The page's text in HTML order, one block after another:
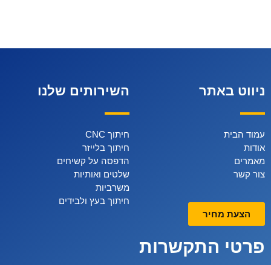
ניווט באתר
עמוד הבית
אודות
מאמרים
צור קשר
הצעת מחיר
השירותים שלנו
חיתוך CNC
חיתוך בלייזר
הדפסה על קשיחים
שלטים ואותיות
משרביות
חיתוך בעץ ולבידים
פרטי התקשרות